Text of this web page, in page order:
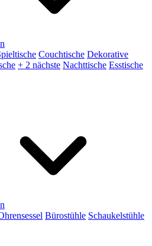
Couchtische Dekorative
+ 2 nächste Nachttische Esstische
Bürostühle Schaukelstühle